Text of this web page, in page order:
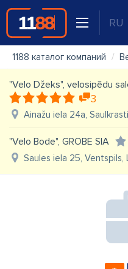
RU
1188 каталог компаний
"Velo Džeks", velosipēdu
3
Ainažu iela 24a,
"Velo Bode", GROBE SIA
Saules iela 25, Ventspils,